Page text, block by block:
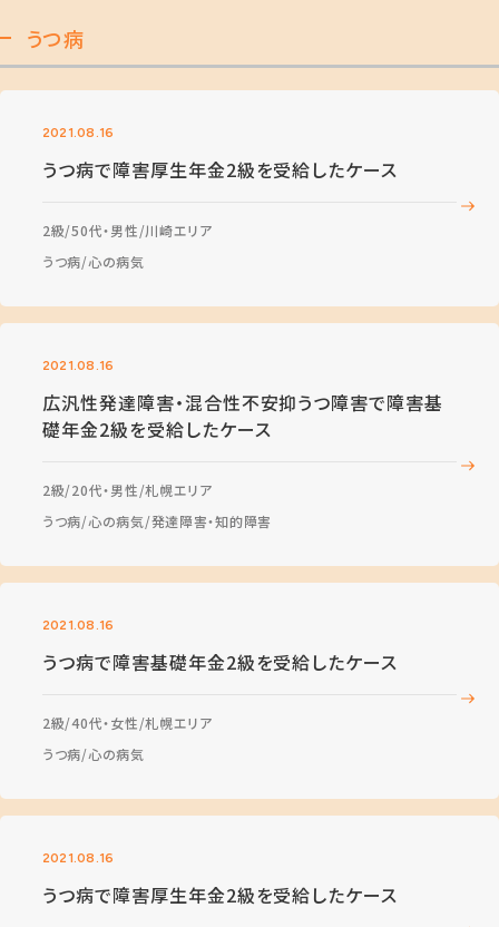
うつ病
2021.08.16
うつ病で障害厚生年金2級を受給したケース
2級 50代・男性 川崎エリア
うつ病 心の病気
2021.08.16
広汎性発達障害・混合性不安抑うつ障害で障害基
礎年金2級を受給したケース
2級 20代・男性 札幌エリア
うつ病 心の病気 発達障害・知的障害
2021.08.16
うつ病で障害基礎年金2級を受給したケース
2級 40代・女性 札幌エリア
うつ病 心の病気
2021.08.16
うつ病で障害厚生年金2級を受給したケース